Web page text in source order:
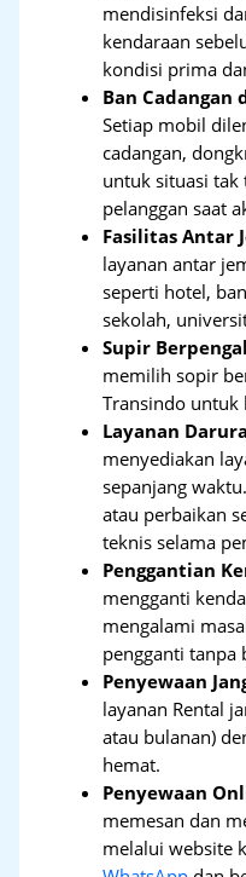
mendisinfeksi
kendaraan
kondisi prima
Ban Cadangan
Setiap mobil
cadangan,
untuk situasi tak
pelanggan saat
Fasilitas Antar
layanan antar
seperti hotel,
sekolah,
Supir
memilih sopir
Transindo untuk
Layanan
menyediakan
sepanjang
atau perbaikan
teknis selama
Penggantian
mengganti
mengalami
pengganti tanpa
Penyewaan
layanan Rental
atau bulanan)
hemat.
Penyewaan
memesan dan
melalui website